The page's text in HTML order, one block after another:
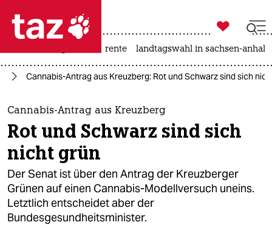
 taz zahl ich
taz zahl ich
themen
politik
öko
gesellschaft
kultur

taz zahl ich
rente landtagswahl in sachsen-anhalt
Cannabis-Antrag aus Kreuzberg: Rot und Schwarz sind sich
Cannabis-Antrag aus Kreuzberg
Rot und Schwarz sind sich
nicht grün
Der Senat ist über den Antrag der Kreuzberger
Grünen auf einen Cannabis-Modellversuch uneins.
Letztlich entscheidet aber der
Bundesgesundheitsminister.